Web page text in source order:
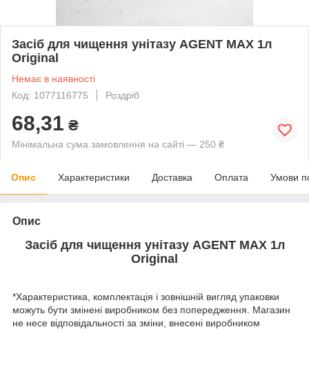
Засіб для чищення унітазу AGENT MAX 1л
Original
Немає в наявності
Код: 1077116775
Роздріб
68,31 ₴
Мінімальна сума замовлення на сайті — 250 ₴
Опис Характеристики Доставка Оплата Умови
Опис
Засіб для чищення унітазу AGENT MAX 1л
Original
*Характеристика, комплектація і зовнішній вигляд упаковки
можуть бути змінені виробником без попередження. Магазин
не несе відповідальності за зміни, внесені виробником